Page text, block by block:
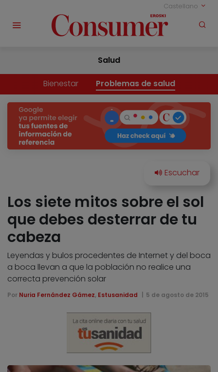
Castellano
Salud
Bienestar Problemas de salud
Los siete mitos sobre el sol
que debes desterrar de tu
cabeza
Leyendas y bulos procedentes de Internet y del boca
a boca llevan a que la población no realice una
correcta prevención solar
Por Nuria Fernández Gámez, Estusanidad 5 de agosto de 2015